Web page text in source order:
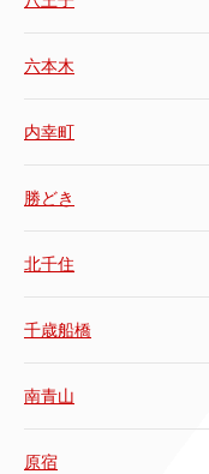
六本木
内幸町
勝どき
北千住
千歳船橋
南青山
原宿